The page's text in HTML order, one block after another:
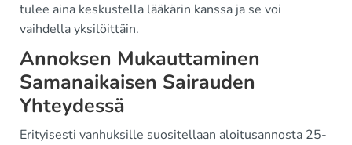
tulee aina keskustella lääkärin kanssa ja se voi
vaihdella yksilöittäin.
Annoksen Mukauttaminen
Samanaikaisen Sairauden
Yhteydessä
Erityisesti vanhuksille suositellaan aloitusannosta 25-